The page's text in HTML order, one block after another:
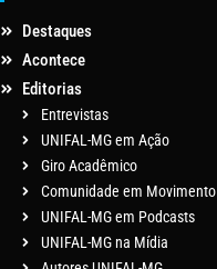
Destaques
Acontece
Editorias
Entrevistas
UNIFAL-MG em Ação
Giro Acadêmico
Comunidade em Movimento
UNIFAL-MG em Podcasts
UNIFAL-MG na Mídia